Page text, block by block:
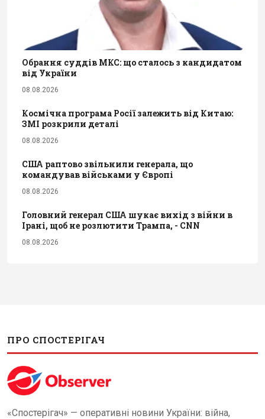
Обрання суддів МКС: що сталось з кандидатом
від України
08.08.2026
Космічна програма Росії залежить від Китаю:
ЗМІ розкрили деталі
08.08.2026
США раптово звільнили генерала, що
командував військами у Європі
08.08.2026
Головний генерал США шукає вихід з війни в
Ірані, щоб не розлютити Трампа, - CNN
08.08.2026
ПРО СПОСТЕРІГАЧ
«Спостерігач» — оперативні новини України: війна,